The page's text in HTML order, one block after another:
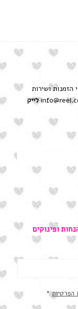
הזמנות ושירות
לייק
ופינוקים
הפרטיות*